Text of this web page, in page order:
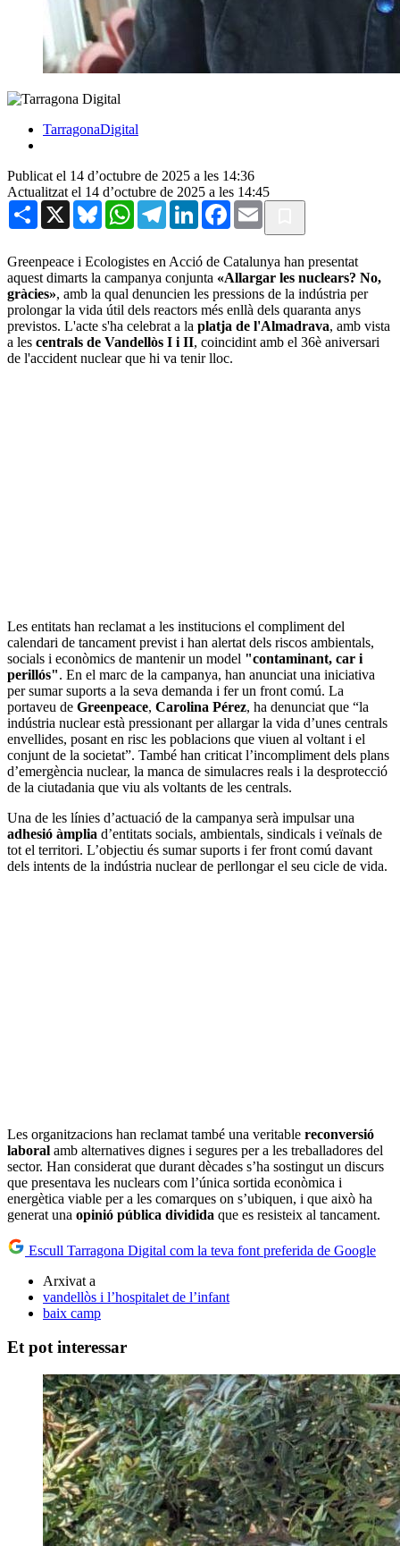
TarragonaDigital
Publicat el 14 d’octubre de 2025 a les 14:36
Actualitzat el 14 d’octubre de 2025 a les 14:45
Share X BlueskyWhatsAppTelegramLinkedInFacebook
Email
Greenpeace i Ecologistes en Acció de Catalunya han presentat
aquest dimarts la campanya conjunta «Allargar les nuclears? No,
gràcies», amb la qual denuncien les pressions de la indústria per
prolongar la vida útil dels reactors més enllà dels quaranta anys
previstos. L'acte s'ha celebrat a la platja de l'Almadrava, amb vista
a les centrals de Vandellòs I i II, coincidint amb el 36è aniversari
de l'accident nuclear que hi va tenir lloc.
Les entitats han reclamat a les institucions el compliment del
calendari de tancament previst i han alertat dels riscos ambientals,
socials i econòmics de mantenir un model "contaminant, car i
perillós". En el marc de la campanya, han anunciat una iniciativa
per sumar suports a la seva demanda i fer un front comú. La
portaveu de Greenpeace, Carolina Pérez, ha denunciat que “la
indústria nuclear està pressionant per allargar la vida d’unes centrals
envellides, posant en risc les poblacions que viuen al voltant i el
conjunt de la societat”. També han criticat l’incompliment dels plans
d’emergència nuclear, la manca de simulacres reals i la desprotecció
de la ciutadania que viu als voltants de les centrals.
Una de les línies d’actuació de la campanya serà impulsar una
adhesió àmplia d’entitats socials, ambientals, sindicals i veïnals de
tot el territori. L’objectiu és sumar suports i fer front comú davant
dels intents de la indústria nuclear de perllongar el seu cicle de vida.
Les organitzacions han reclamat també una veritable reconversió
laboral amb alternatives dignes i segures per a les treballadores del
sector. Han considerat que durant dècades s’ha sostingut un discurs
que presentava les nuclears com l’única sortida econòmica i
energètica viable per a les comarques on s’ubiquen, i que això ha
generat una opinió pública dividida que es resisteix al tancament.
Escull Tarragona Digital com la teva font preferida de Google
Arxivat a
vandellòs i l’hospitalet de l’infant
baix camp
Et pot interessar